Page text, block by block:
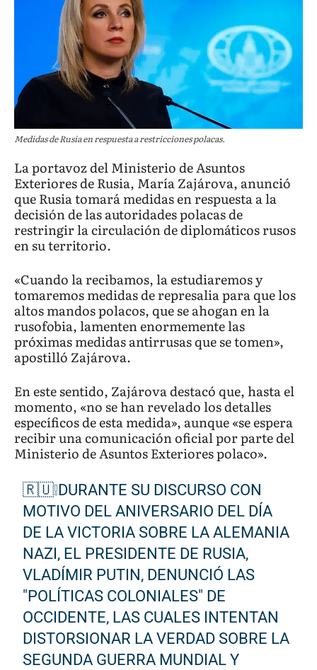
Medidas de Rusia en respuesta a restricciones polacas.
La portavoz del Ministerio de Asuntos
Exteriores de Rusia, María Zajárova, anunció
que Rusia tomará medidas en respuesta a la
decisión de las autoridades polacas de
restringir la circulación de diplomáticos rusos
en su territorio.
«Cuando la recibamos, la estudiaremos y
tomaremos medidas de represalia para que los
altos mandos polacos, que se ahogan en la
rusofobia, lamenten enormemente las
próximas medidas antirrusas que se tomen»,
apostilló Zajárova.
En este sentido, Zajárova destacó que, hasta el
momento, «no se han revelado los detalles
específicos de esta medida», aunque «se espera
recibir una comunicación oficial por parte del
Ministerio de Asuntos Exteriores polaco».
🇷🇺❕DURANTE SU DISCURSO CON
MOTIVO DEL ANIVERSARIO DEL DÍA
DE LA VICTORIA SOBRE LA ALEMANIA
NAZI, EL PRESIDENTE DE RUSIA,
VLADÍMIR PUTIN, DENUNCIÓ LAS
"POLÍTICAS COLONIALES" DE
OCCIDENTE, LAS CUALES INTENTAN
DISTORSIONAR LA VERDAD SOBRE LA
SEGUNDA GUERRA MUNDIAL Y